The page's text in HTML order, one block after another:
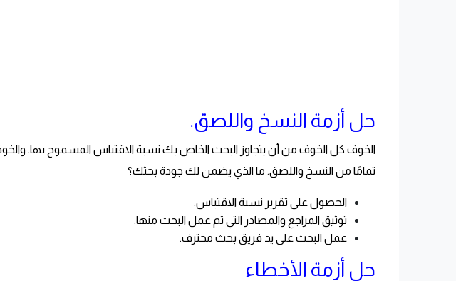
حل أزمة النسخ واللصق.
الخوف كل الخوف من أن يتجاوز البحث الخاص بك نسبة الاقتباس المسموح بها.
تمامًا من النسخ واللصق. ما الذي يضمن لك جودة بحثك؟
الحصول على تقرير نسبة الاقتباس.
توثيق المراجع والمصادر التي تم عمل البحث منها.
عمل البحث على يد فريق بحث محترف.
حل أزمة الأخطاء